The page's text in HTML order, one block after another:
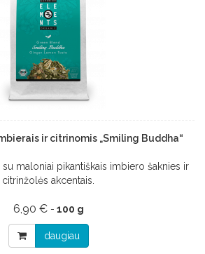
ir citrinomis „Smiling Buddha“
su maloniai pikantiškais imbiero šaknies ir
citrinžolės akcentais.
6,90 € - 100 g
daugiau